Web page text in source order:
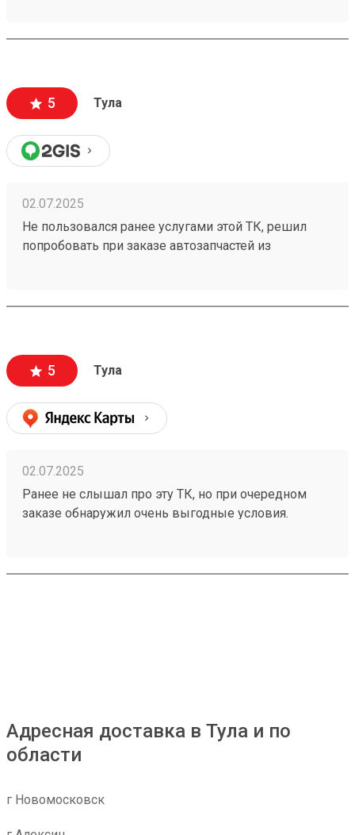
все всегда доставляется вовремя
5 Тула
02.07.2025
Не пользовался ранее услугами этой ТК, решил
попробовать при заказе автозапчастей из
сотрудники в пункте выдачи, буду заказывать еще.
5 Тула
02.07.2025
Ранее не слышал про эту ТК, но при очередном
заказе обнаружил очень выгодные условия.
250209476 если не верите, проверьте.
Адресная доставка в Тула и по
области
г Новомосковск